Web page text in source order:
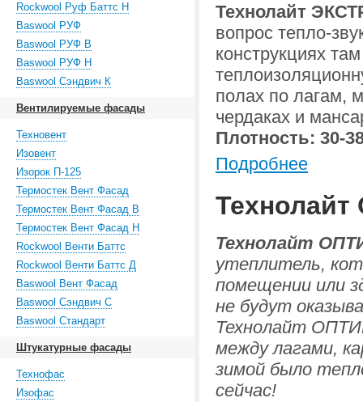
Rockwool Руф Баттс Н
Baswool РУФ
Baswool РУФ В
Baswool РУФ Н
Baswool Сэндвич К
Вентилируемые фасады
Техновент
Изовент
Изорок П-125
Термостек Вент Фасад
Термостек Вент Фасад В
Термостек Вент Фасад Н
Rockwool Венти Баттс
Rockwool Венти Баттс Д
Baswool Вент Фасад
Baswool Сэндвич С
Baswool Стандарт
Штукатурные фасады
Технофас
Изофас
Технолайт
вопрос тепло-
конструкциях
полах по лагам,
чердаках и
Плотность: 30-
Подробнее
Технолайт
утеплитель,
помещении или
не будут
Технолайт
между лагами,
зимой было
сейчас!